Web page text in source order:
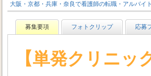
大阪・京都・兵庫・奈良で看護師の転職・アルバ
募集要項 フォトクリップ 応募
【単発クリニッ